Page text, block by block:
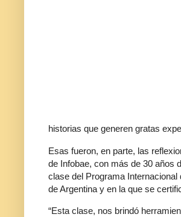
historias que generen gratas
Esas fueron, en parte, las
de Infobae, con más de 30 años
clase del Programa
de Argentina y en la que se
“Esta clase, nos brindó